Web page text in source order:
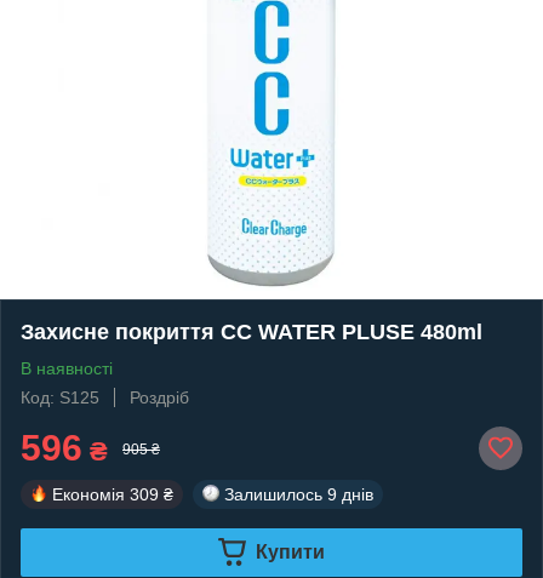
Захисне покриття CC WATER PLUSE 480ml
В наявності
Код: S125
Роздріб
596 ₴ 905 ₴
Економія 309 ₴ Залишилось 9 днів
Купити